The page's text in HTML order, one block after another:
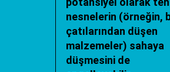
nesnelerin (örneğin,
çatılarından düşen
malzemeler) sahaya
düşmesini de